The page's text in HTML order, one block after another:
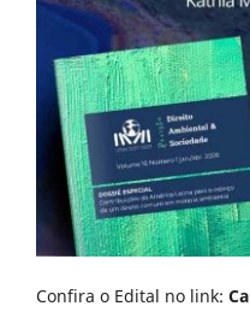
Confira o Edital no link: